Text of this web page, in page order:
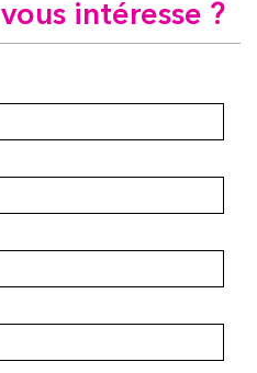
vous intéresse ?